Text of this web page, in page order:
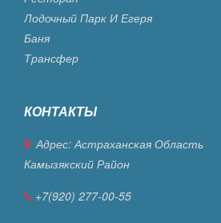
Лодочный Парк И Егеря
Баня
Трансфер
КОНТАКТЫ
Адрес: Астраханская Область
Камызякский Район
+7(920) 277-00-55